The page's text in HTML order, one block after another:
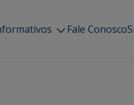
Fale Conosco